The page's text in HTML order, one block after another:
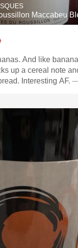
Maccabeu
And like
up a cereal note
Interesting AF.